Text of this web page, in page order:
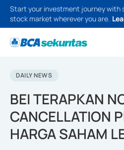
Start your investment journey with
stock market wherever you are.
DAILY NEWS
BEI TERAPKAN
CANCELLATION
HARGA SAHAM